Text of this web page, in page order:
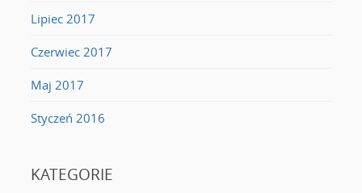
Lipiec 2017
Czerwiec 2017
Maj 2017
Styczeń 2016
KATEGORIE